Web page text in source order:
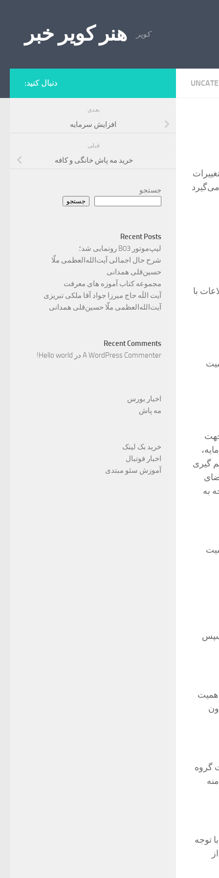
هنر کویر خبر کویر
می‌گیرد
با
گیری
به
و سپس
گروه
دامنه
توجه
دنبال کنید:
بعدی
افزایش سرمایه
قبلی
خرید مه پاش خانگی و کافه
جستجو
جستجو
Recent Posts
لیپ‌موتور B03 رونمایی شد؛
شرح حال اجمالی آیت‌الله‌العظمی ملّا
حسین‌قلی همدانی
مجموعه کتاب آموزه های معرفت
آیت اللَه حاج میرزا جواد آقا ملکی تبریزی
آیت‌الله‌العظمی ملّا حسین‌قلی همدانی
Recent Comments
A WordPress Commenter در Hello world!
اخبار بورس
مه پاش
خرید بک لینک
اخبار فوتبال
آموزش سئو مبتدی